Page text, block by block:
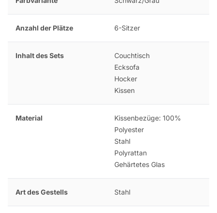
Anzahl der Plätze 6-Sitzer
Inhalt des Sets
Couchtisch
Ecksofa
Hocker
Kissen
Material
Kissenbezüge: 100%
Polyester
Stahl
Polyrattan
Gehärtetes Glas
Art des Gestells Stahl